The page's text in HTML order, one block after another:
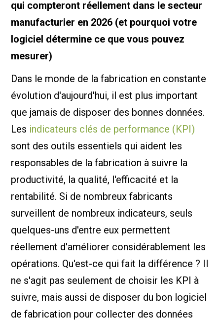
qui compteront réellement dans le secteur
manufacturier en 2026 (et pourquoi votre
logiciel détermine ce que vous pouvez
mesurer)
Dans le monde de la fabrication en constante
évolution d'aujourd'hui, il est plus important
que jamais de disposer des bonnes données.
Les indicateurs clés de performance (KPI)
sont des outils essentiels qui aident les
responsables de la fabrication à suivre la
productivité, la qualité, l'efficacité et la
rentabilité. Si de nombreux fabricants
surveillent de nombreux indicateurs, seuls
quelques-uns d'entre eux permettent
réellement d'améliorer considérablement les
opérations. Qu'est-ce qui fait la différence ? Il
ne s'agit pas seulement de choisir les KPI à
suivre, mais aussi de disposer du bon logiciel
de fabrication pour collecter des données